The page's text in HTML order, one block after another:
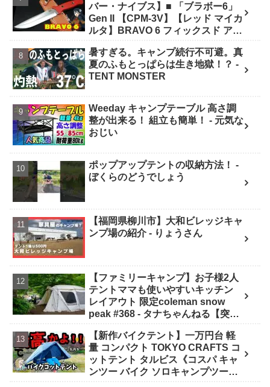
バー・ナイブス】■ 「ブラボー6」
Gen II 【CPM-3V】【レッド マイカ
ルタ】BRAVO 6 フィックスド アメ
グ！
暑すぎる。キャンプ続行不可避。真
夏のふもとっぱらは生き地獄！？ -
TENT MONSTER
Weeday キャンプテーブル 高さ調
整が出来る！ 組立も簡単！ - 元気な
おじい
ポップアップテントの収納方法！ -
ぼくらのどうでしょう
【福岡県柳川市】大和ビレッジキャ
ンプ場の紹介 - りょうさん
【ファミリーキャンプ】お子様2人
テントママも使いやすいキッチン
レイアウト 限定coleman snow
peak #368 - タナちゃんねる【突撃
【新作バイクテント】一万円台 軽
量 コンパクト TOKYO CRAFTS コ
ットテント タルビス《コスパ キャ
ンツー バイク ソロキャンプツーリ